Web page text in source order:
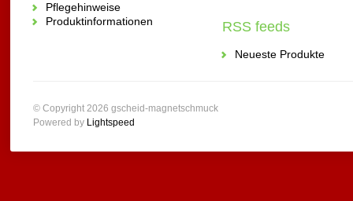
Pflegehinweise
Produktinformationen
RSS feeds
Neueste Produkte
© Copyright 2026 gscheid-magnetschmuck
Powered by Lightspeed